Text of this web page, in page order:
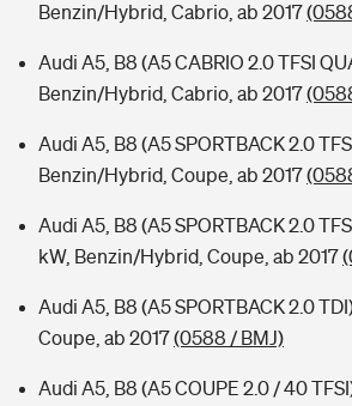
Benzin/Hybrid, Cabrio, ab 2017
Audi A5, B8 (A5 CABRIO 2.0 TFSI
Benzin/Hybrid, Cabrio, ab 2017
Audi A5, B8 (A5 SPORTBACK 2.0
Benzin/Hybrid, Coupe, ab 2017
Audi A5, B8 (A5 SPORTBACK 2.0
kW, Benzin/Hybrid, Coupe, ab 2017
Audi A5, B8 (A5 SPORTBACK 2.0
Coupe, ab 2017(0588 / BMJ)
Audi A5, B8 (A5 COUPE 2.0 / 40